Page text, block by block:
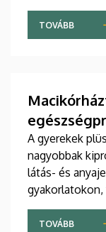
gyógyszerek
felgyorsítását
jelent meg
szerzője a
TOVÁBB
A gyerekek
nagyobbak
látás- és
gyakorlatokon,
egészséget
is részt
TOVÁBB